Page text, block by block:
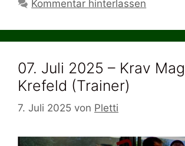
Kommentar hinterlassen
07. Juli 2025 – Krav
Krefeld (Trainer)
7. Juli 2025 von Pletti